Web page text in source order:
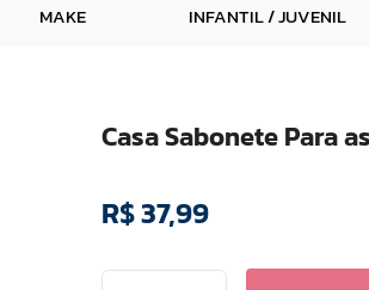
MAKE INFANTIL / JUVENIL
Casa Sabonete Para
R$37,99